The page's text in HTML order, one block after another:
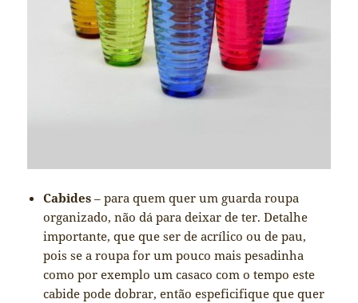
Cabides – para quem quer um guarda roupa
organizado, não dá para deixar de ter. Detalhe
importante, que que ser de acrílico ou de pau,
pois se a roupa for um pouco mais pesadinha
como por exemplo um casaco com o tempo este
cabide pode dobrar, então espeficifique que quer